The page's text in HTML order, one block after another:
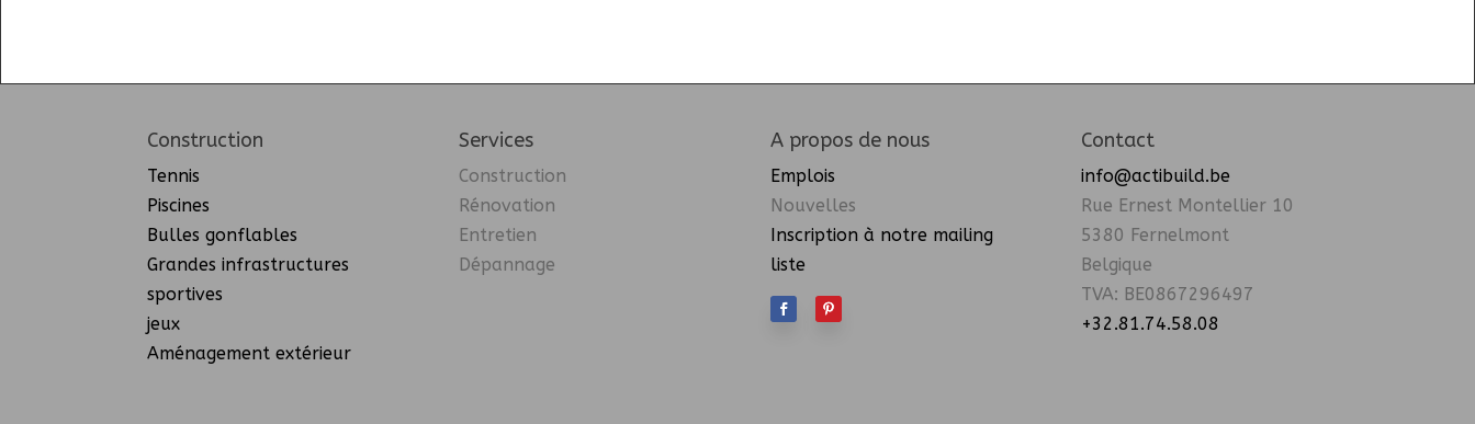
Construction
Tennis
Piscines
Bulles gonflables
Grandes infrastructures
sportives
jeux
Aménagement extérieur
Services
Construction
Rénovation
Entretien
Dépannage
A propos de nous
Emplois
Nouvelles
Inscription à notre mailing
liste
Contact
info@actibuild.be
Rue Ernest Montellier 10
5380 Fernelmont
Belgique
TVA: BE0867296497
+32.81.74.58.08